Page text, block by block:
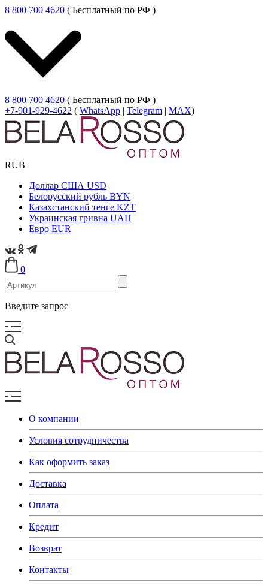
8 800 700 4620 ( Бесплатный по РФ )
8 800 700 4620 ( Бесплатный по РФ )
+7-901-929-4622 ( WhatsApp | Telegram | MAX)
RUB
Доллар США USD
Белорусский рубль BYN
Казахстанский тенге KZT
Украинская гривна UAH
Евро EUR
0
Введите запрос
О компании
Условия сотрудничества
Как оформить заказ
Доставка
Оплата
Кредит
Возврат
Контакты